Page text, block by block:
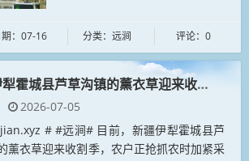
期：07-16 分类：远涧 评论：0
霍城县芦草沟镇的薰衣草迎来收割季
2026-07-05
# #远涧# 目前，新疆伊犁霍城县芦
薰衣草迎来收割季，农户正抢抓农时加紧采